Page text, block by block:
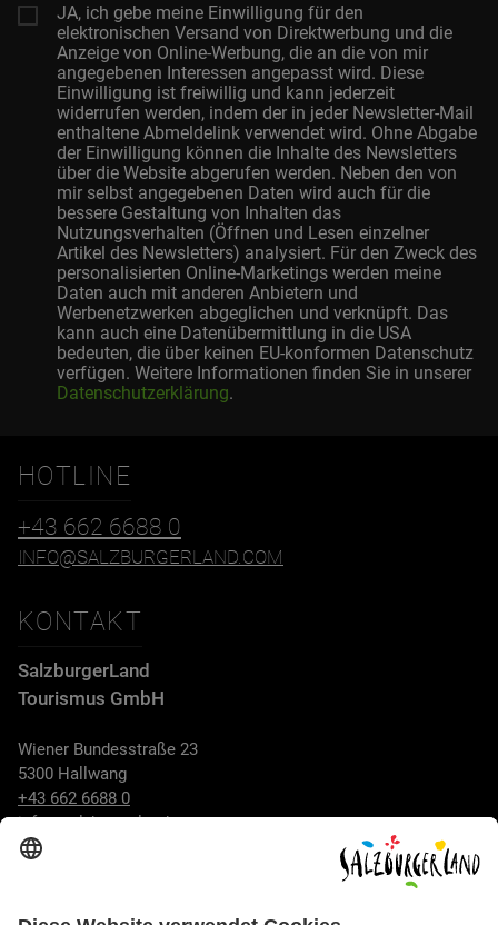
JA, ich gebe meine Einwilligung für den
elektronischen Versand von Direktwerbung und die
Anzeige von Online-Werbung, die an die von mir
angegebenen Interessen angepasst wird. Diese
Einwilligung ist freiwillig und kann jederzeit
widerrufen werden, indem der in jeder Newsletter-Mail
enthaltene Abmeldelink verwendet wird. Ohne Abgabe
der Einwilligung können die Inhalte des Newsletters
über die Website abgerufen werden. Neben den von
mir selbst angegebenen Daten wird auch für die
bessere Gestaltung von Inhalten das
Nutzungsverhalten (Öffnen und Lesen einzelner
Artikel des Newsletters) analysiert. Für den Zweck des
personalisierten Online-Marketings werden meine
Daten auch mit anderen Anbietern und
Werbenetzwerken abgeglichen und verknüpft. Das
kann auch eine Datenübermittlung in die USA
bedeuten, die über keinen EU-konformen Datenschutz
verfügen. Weitere Informationen finden Sie in unserer
Datenschutzerklärung.
HOTLINE
+43 662 6688 0
INFO@SALZBURGERLAND.COM
KONTAKT
SalzburgerLand
Tourismus GmbH
Wiener Bundesstraße 23
5300 Hallwang
+43 662 6688 0
info@salzburgerland.com